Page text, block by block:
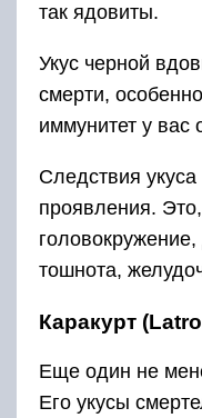
так ядовиты.
Укус черной
смерти,
иммунитет у вас
Следствия
проявления.
тошнота,
Каракурт
Еще один не
Его укусы